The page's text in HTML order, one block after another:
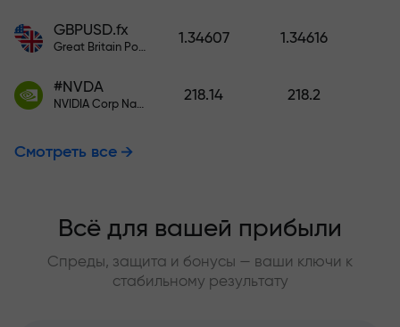
GBPUSD.fx
Great Britain Pound vs US Dollar
1.34607 1.34616
#NVDA
NVIDIA Corp Nasdaq Stock Exchange (Nasdaq) USD
218.14 218.2
Смотреть все
Всё для вашей прибыли
Спреды, защита и бонусы — ваши ключи к
стабильному результату